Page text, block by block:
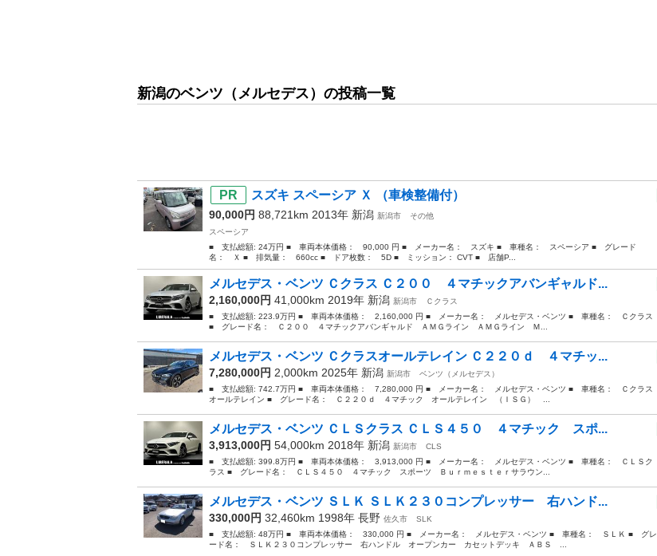
新潟のベンツ（メルセデス）の投稿一覧
スズキ スペーシア Ｘ （車検整備付）
90,000円 88,721km 2013年 新潟 新潟市
その他
スペーシア
■ 支払総額: 24万円 ■ 車両本体価格： 90,000 円 ■ メーカー名： スズキ ■ 車種名： スペーシア ■ グレード
名： Ｘ ■ 排気量： 660cc ■ ドア枚数： 5D ■ ミッション： CVT ■ 店舗P...
メルセデス・ベンツ Ｃクラス Ｃ２００ ４マチックアバンギャルド...
2,160,000円 41,000km 2019年 新潟 新潟市
Ｃクラス
■ 支払総額: 223.9万円 ■ 車両本体価格： 2,160,000 円 ■ メーカー名： メルセデス・ベンツ ■ 車種名： Ｃクラス
■ グレード名： Ｃ２００ ４マチックアバンギャルド ＡＭＧライン ＡＭＧライン Ｍ...
メルセデス・ベンツ Ｃクラスオールテレイン Ｃ２２０ｄ ４マチッ...
7,280,000円 2,000km 2025年 新潟 新潟市
ベンツ（メルセデス）
■ 支払総額: 742.7万円 ■ 車両本体価格： 7,280,000 円 ■ メーカー名： メルセデス・ベンツ ■ 車種名： Ｃクラス
オールテレイン ■ グレード名： Ｃ２２０ｄ ４マチック オールテレイン （ＩＳＧ） ...
メルセデス・ベンツ ＣＬＳクラス ＣＬＳ４５０ ４マチック スポ...
3,913,000円 54,000km 2018年 新潟 新潟市
CLS
■ 支払総額: 399.8万円 ■ 車両本体価格： 3,913,000 円 ■ メーカー名： メルセデス・ベンツ ■ 車種名： ＣＬＳク
ラス ■ グレード名： ＣＬＳ４５０ ４マチック スポーツ Ｂｕｒｍｅｓｔｅｒサラウン...
メルセデス・ベンツ ＳＬＫ ＳＬＫ２３０コンプレッサー 右ハンド...
330,000円 32,460km 1998年 長野 佐久市
SLK
■ 支払総額: 48万円 ■ 車両本体価格： 330,000 円 ■ メーカー名： メルセデス・ベンツ ■ 車種名： ＳＬＫ ■ グレ
ード名： ＳＬＫ２３０コンプレッサー 右ハンドル オープンカー カセットデッキ ＡＢＳ ...